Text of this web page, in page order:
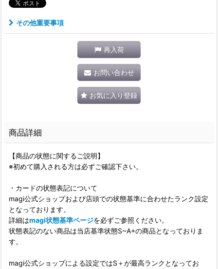
その他重要事項
再入荷
お問い合わせ
お気に入り登録
商品詳細
【商品の状態に関するご説明】
※初めて購入される方は必ずご確認下さい。
・カードの状態表記について
magi公式ショップおよび店頭での状態基準に合わせたランク設定
となっております。
詳細はmagi状態基準ページを必ずご参照ください。
状態表記のない商品は当店基準状態S~A+の商品となっておりま
す。
magi公式ショップによる設定ではS＋が最高ランクとなってお